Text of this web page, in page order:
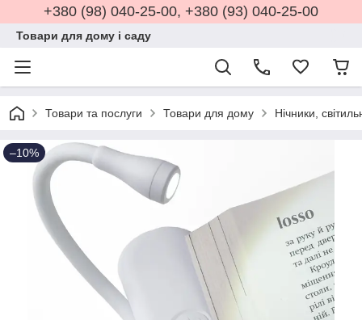
+380 (98) 040-25-00, +380 (93) 040-25-00
Товари для дому і саду
Товари та послуги Товари для дому Нічники,
–10%